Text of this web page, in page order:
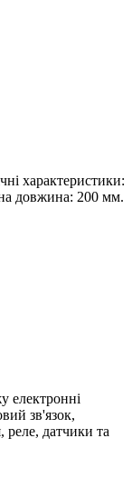
характеристики:
довжина: 200 мм.
електронні
зв'язок,
реле, датчики та